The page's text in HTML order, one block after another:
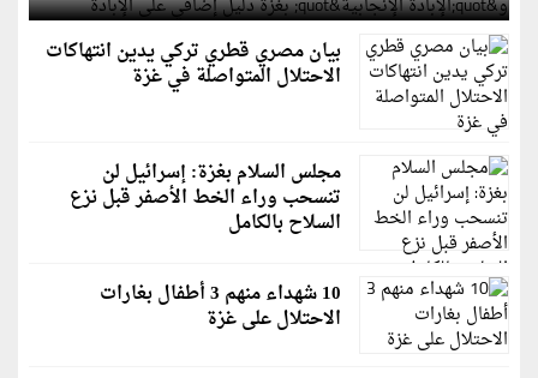
بيان مصري قطري تركي يدين انتهاكات
الاحتلال المتواصلة في غزة
مجلس السلام بغزة: إسرائيل لن
تنسحب وراء الخط الأصفر قبل نزع
السلاح بالكامل
10 شهداء منهم 3 أطفال بغارات
الاحتلال على غزة